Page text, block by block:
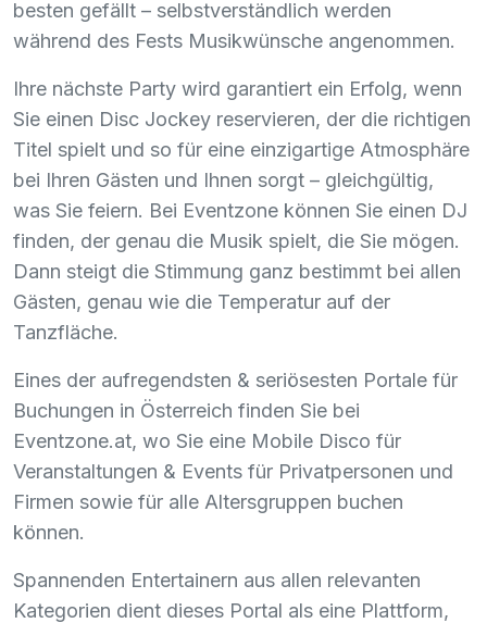
besten gefällt – selbstverständlich werden
während des Fests Musikwünsche angenommen.
Ihre nächste Party wird garantiert ein Erfolg, wenn
Sie einen Disc Jockey reservieren, der die richtigen
Titel spielt und so für eine einzigartige Atmosphäre
bei Ihren Gästen und Ihnen sorgt – gleichgültig,
was Sie feiern. Bei Eventzone können Sie einen DJ
finden, der genau die Musik spielt, die Sie mögen.
Dann steigt die Stimmung ganz bestimmt bei allen
Gästen, genau wie die Temperatur auf der
Tanzfläche.
Eines der aufregendsten & seriösesten Portale für
Buchungen in Österreich finden Sie bei
Eventzone.at, wo Sie eine Mobile Disco für
Veranstaltungen & Events für Privatpersonen und
Firmen sowie für alle Altersgruppen buchen
können.
Spannenden Entertainern aus allen relevanten
Kategorien dient dieses Portal als eine Plattform,